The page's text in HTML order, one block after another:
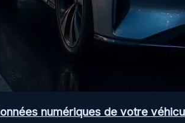
numériques de votre